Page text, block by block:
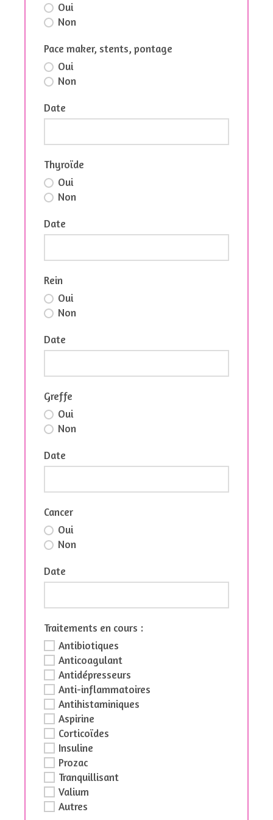
Oui
Non
Pace maker, stents, pontage
Oui
Non
Date
Thyroïde
Oui
Non
Date
Rein
Oui
Non
Date
Greffe
Oui
Non
Date
Cancer
Oui
Non
Date
Traitements en cours :
Antibiotiques
Anticoagulant
Antidépresseurs
Anti-inflammatoires
Antihistaminiques
Aspirine
Corticoïdes
Insuline
Prozac
Tranquillisant
Valium
Autres